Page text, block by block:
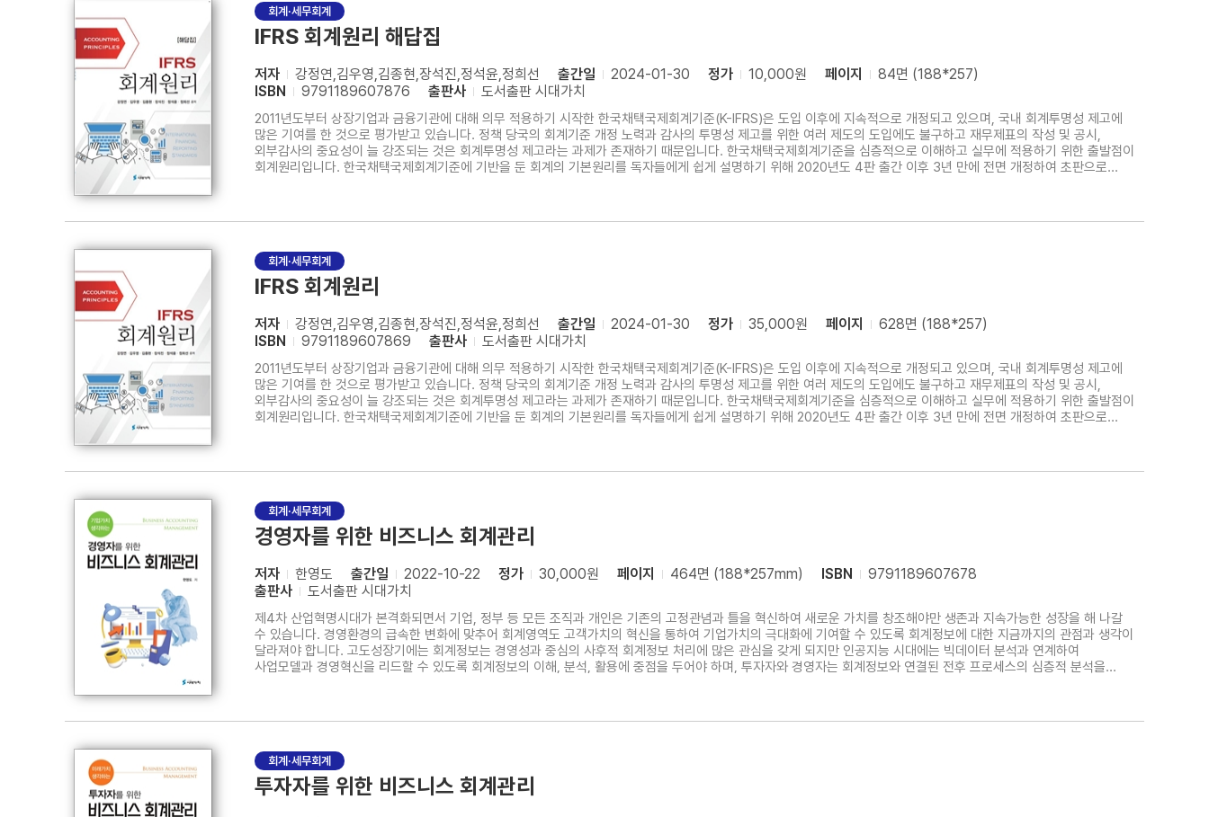
회계·세무회계
IFRS 회계원리 해답집
저자 강정연,김우영,김종현,장석진,정석윤,정희선 출간일 2024-01-30 정가 10,000원 페이지
84면 (188*257)
ISBN
9791189607876 출판사 도서출판 시대가치
2011년도부터 상장기업과 금융기관에 대해 의무 적용하기 시작한 한국채택국제회계기준(K-IFRS)은 도입 이후에 지속적으로 개정되고 있으며, 국내 회계투명성 제고에
많은 기여를 한 것으로 평가받고 있습니다. 정책 당국의 회계기준 개정 노력과 감사의 투명성 제고를 위한 여러 제도의 도입에도 불구하고 재무제표의 작성 및 공시,
외부감사의 중요성이 늘 강조되는 것은 회계투명성 제고라는 과제가 존재하기 때문입니다. 한국채택국제회계기준을 심층적으로 이해하고 실무에 적용하기 위한 출발점이
회계원리입니다. 한국채택국제회계기준에 기반을 둔 회계의 기본원리를 독자들에게 쉽게 설명하기 위해 2020년도 4판 출간 이후 3년 만에 전면 개정하여 초판으로
회계·세무회계
IFRS 회계원리
저자 강정연,김우영,김종현,장석진,정석윤,정희선 출간일 2024-01-30 정가 35,000원 페이지
628면 (188*257)
ISBN
9791189607869 출판사 도서출판 시대가치
2011년도부터 상장기업과 금융기관에 대해 의무 적용하기 시작한 한국채택국제회계기준(K-IFRS)은 도입 이후에 지속적으로 개정되고 있으며, 국내 회계투명성 제고에
많은 기여를 한 것으로 평가받고 있습니다. 정책 당국의 회계기준 개정 노력과 감사의 투명성 제고를 위한 여러 제도의 도입에도 불구하고 재무제표의 작성 및 공시,
외부감사의 중요성이 늘 강조되는 것은 회계투명성 제고라는 과제가 존재하기 때문입니다. 한국채택국제회계기준을 심층적으로 이해하고 실무에 적용하기 위한 출발점이
회계원리입니다. 한국채택국제회계기준에 기반을 둔 회계의 기본원리를 독자들에게 쉽게 설명하기 위해 2020년도 4판 출간 이후 3년 만에 전면 개정하여 초판으로
회계·세무회계
경영자를 위한 비즈니스 회계관리
저자 한영도 출간일 2022-10-22 정가 30,000원 페이지 464면 (188*257mm) ISBN
9791189607678
출판사
도서출판 시대가치
제4차 산업혁명시대가 본격화되면서 기업, 정부 등 모든 조직과 개인은 기존의 고정관념과 틀을 혁신하여 새로운 가치를 창조해야만 생존과 지속가능한 성장을 해 나갈
수 있습니다. 경영환경의 급속한 변화에 맞추어 회계영역도 고객가치의 혁신을 통하여 기업가치의 극대화에 기여할 수 있도록 회계정보에 대한 지금까지의 관점과 생각이
달라져야 합니다. 고도성장기에는 회계정보는 경영성과 중심의 사후적 회계정보 처리에 많은 관심을 갖게 되지만 인공지능 시대에는 빅데이터 분석과 연계하여
사업모델과 경영혁신을 리드할 수 있도록 회계정보의 이해, 분석, 활용에 중점을 두어야 하며, 투자자와 경영자는 회계정보와 연결된 전후 프로세스의 심층적 분석을
회계·세무회계
투자자를 위한 비즈니스 회계관리